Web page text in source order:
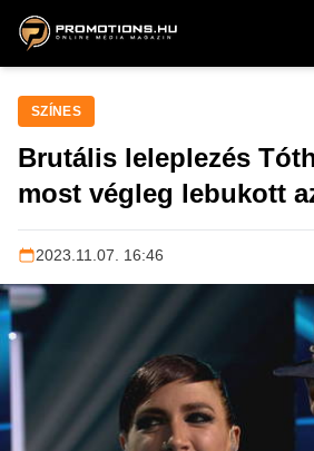
ZENE, FILM & KULT
SZÍNES
Brutális leleplezés
most végleg lebukott
2023.11.07. 16:46